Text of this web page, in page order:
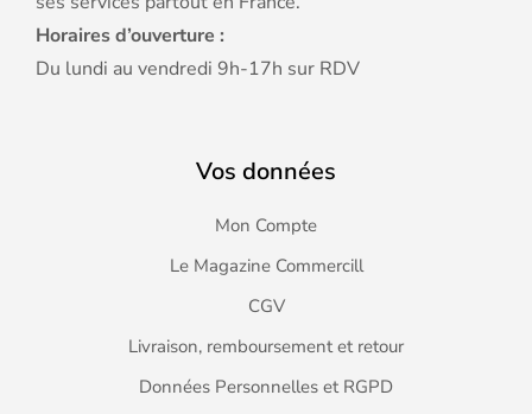
Horaires d’ouverture :
Du lundi au vendredi 9h-17h sur RDV
Vos données
Mon Compte
Le Magazine Commercill
CGV
Livraison, remboursement et retour
Données Personnelles et RGPD